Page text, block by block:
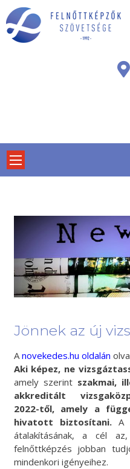
Skip
to
content
Jönnek az új
Anovekedes.hu oldalán
Aki képez, ne
amely szerint szakmai,
akkreditált
2022-től, amely a
hivatott biztosítani.A
átalakításának, a cél
felnőttképzés jobban
mindenkori igényeihez.